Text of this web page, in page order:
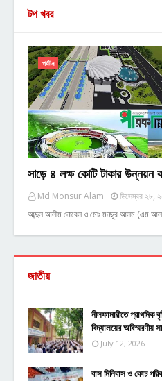
টপ খবর
পর্যটন
সাড়ে ৪ লক্ষ কোটি টাকার উন্নয়ন
Md Monsur Alam
ডিসেম্বর ২৮,
আব্দুল আলীম নোবেল ও মোঃ মনছুর আলম (এম আলম):
জাতীয়
নীলফামারীতে প্রাথমিক
বিদ্যালয়ের অবিস্মরণীয়
July 12, 2026
বাস মিনিবাস ও কোচ